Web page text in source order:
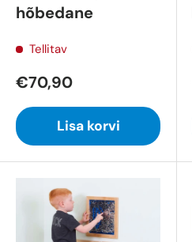
hõbedane
Tellitav
€70,90
Lisa korvi